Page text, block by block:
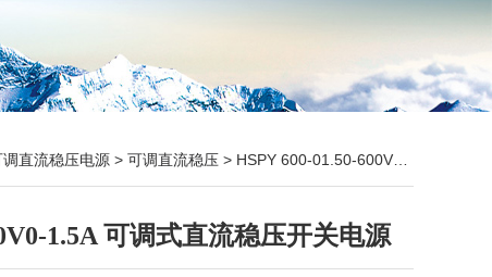
调直流稳压电源 > 可调直流稳压 > HSPY 600-01.50-600V0-1.5A 可调式直流稳压开关电源
1.5A 可调式直流稳压开关电源